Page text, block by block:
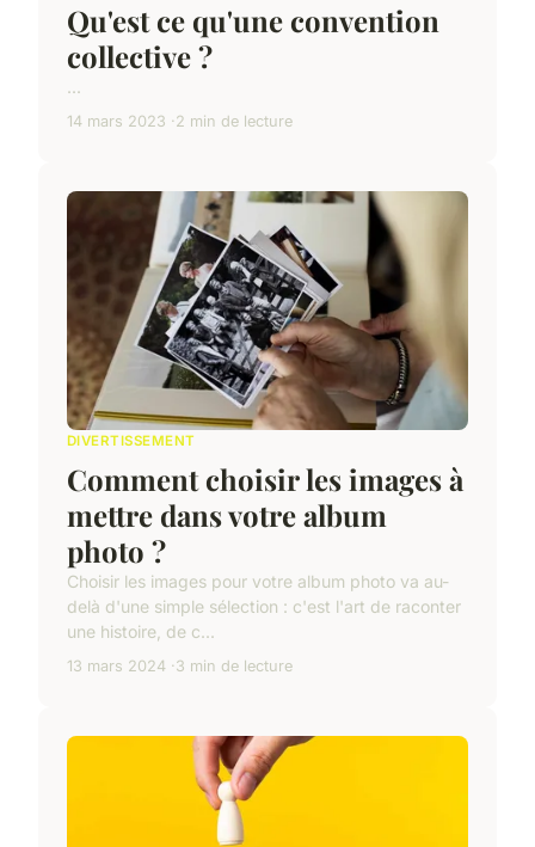
Qu'est ce qu'une convention
collective ?
...
14 mars 2023 2 min de lecture
DIVERTISSEMENT
Comment choisir les images à
mettre dans votre album
photo ?
Choisir les images pour votre album photo va au-
delà d'une simple sélection : c'est l'art de raconter
une histoire, de c...
13 mars 2024 3 min de lecture